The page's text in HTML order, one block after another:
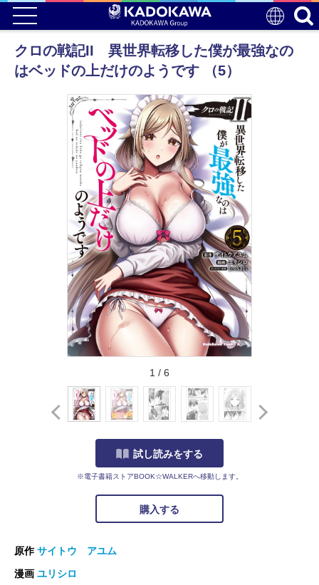
クロの戦記II 異世界転移した僕が最強なの
はベッドの上だけのようです （5）
1 / 6
試し読みをする
※電子書籍ストアBOOK☆WALKERへ移動します。
購入する
原作サイトウ アユム
漫画 ユリシロ